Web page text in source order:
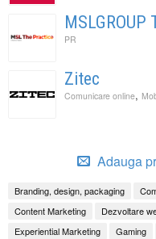
PR
Zitec
Comunicare online,
Adauga
Branding, design, packaging
Content Marketing
Dezvoltare
Experiential Marketing
Gaming